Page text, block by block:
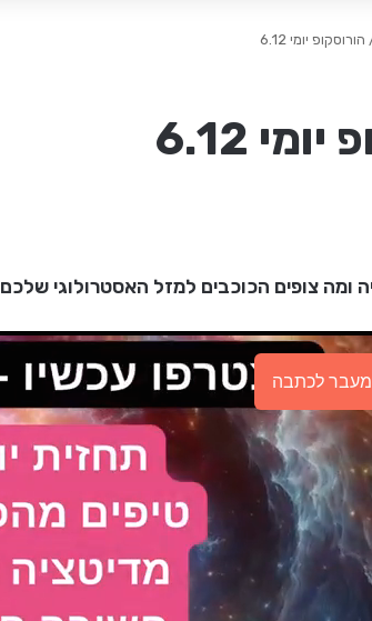
הורוסקופ יומי 6.12
6.12
ומה צופים הכוכבים למזל האסטרולוגי שלכם
מעבר לכתבה